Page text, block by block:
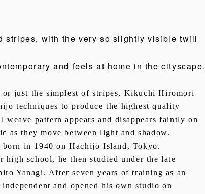
stripes, with the very so slightly visible twill
and feels at home in the cityscape.
just the simplest of stripes, Kikuchi Hiromori
techniques to produce the highest quality
pattern appears and disappears faintly on
as they move between light and shadow.
in 1940 on Hachijo Island, Tokyo.
high school, he then studied under the late
Yanagi. After seven years of training as an
independent and opened his own studio on